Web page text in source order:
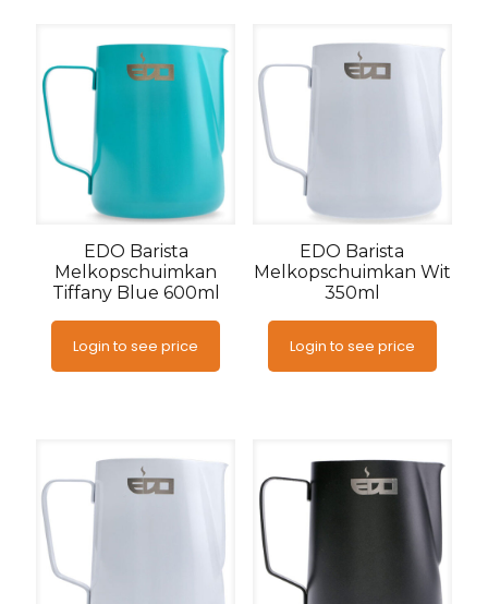
EDO Barista
Melkopschuimkan
Tiffany Blue 600ml
Login to see price
EDO Barista
Melkopschuimkan Wit
350ml
Login to see price